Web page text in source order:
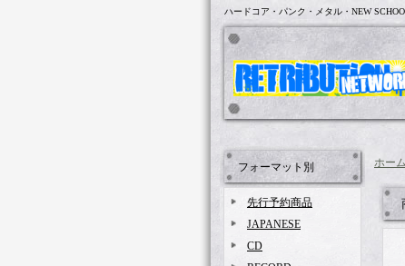
ハードコア・パンク・メタル・NEW
フォーマット別
先行予約商品
JAPANESE
CD
ホーム